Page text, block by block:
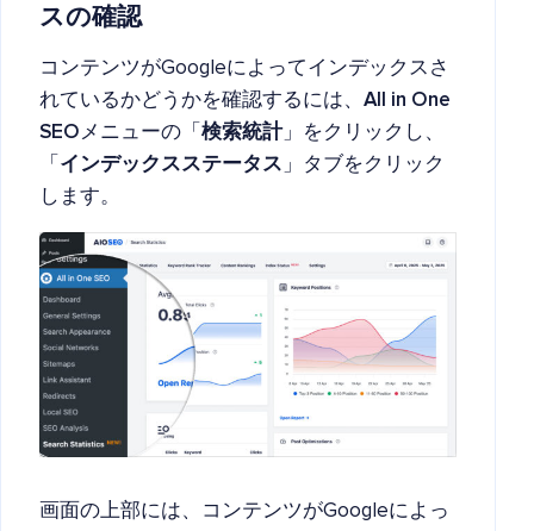
スの確認
コンテンツがGoogleによってインデックスさ
れているかどうかを確認するには、 All in One
SEOメニューの「 検索統計」をクリックし、
「 インデックスステータス 」タブをクリック
します。
画面の上部には、コンテンツがGoogleによっ